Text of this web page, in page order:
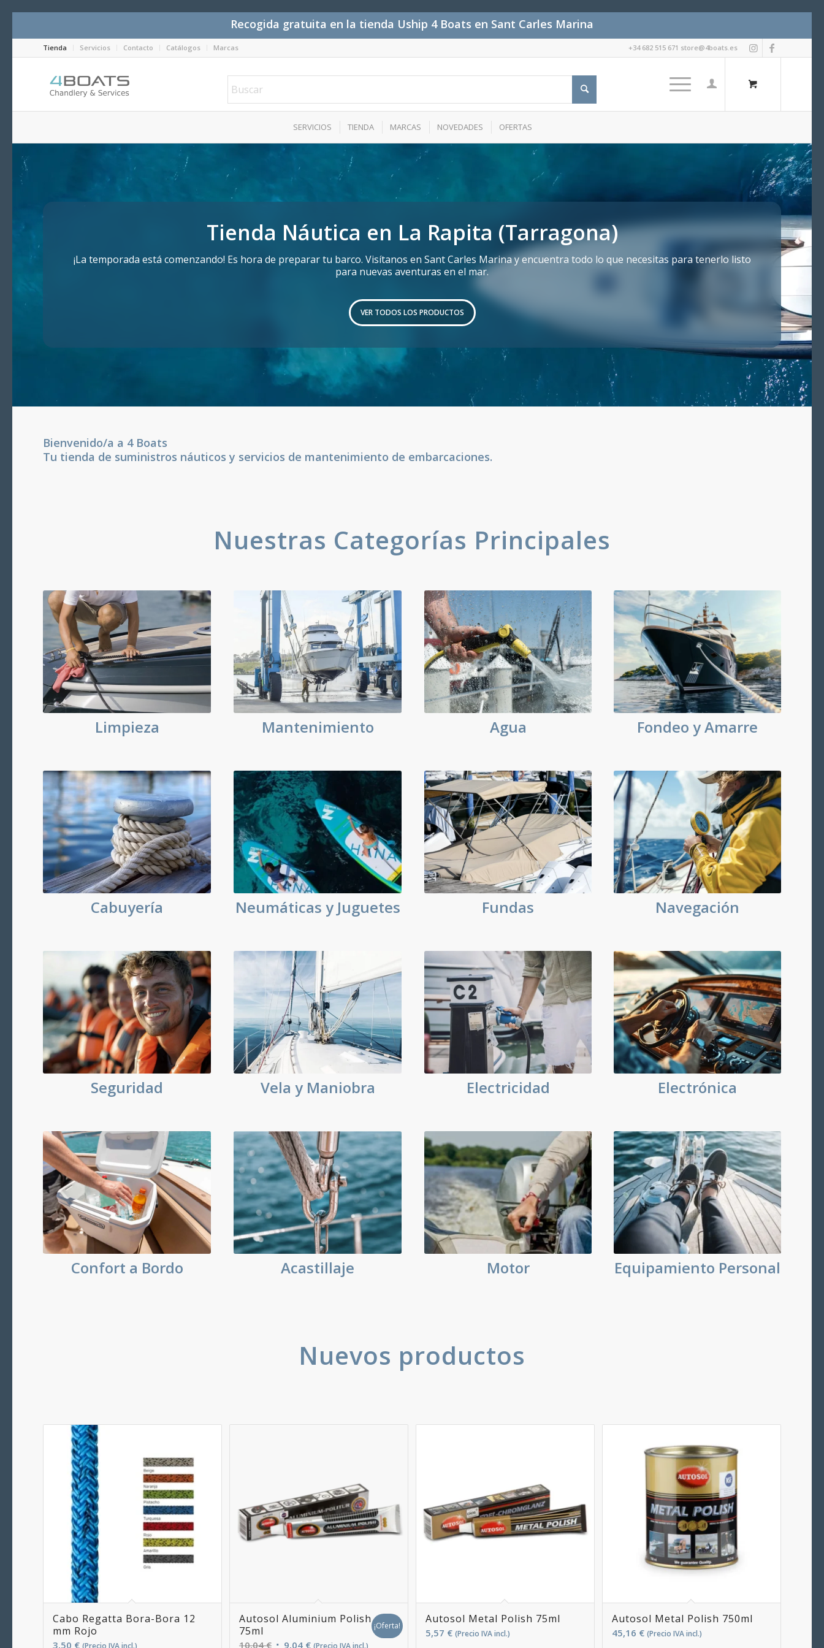
Recogida gratuita en la tienda Uship 4 Boats en Sant Carles Marina
Tienda Servicios Contacto Catálogos Marcas +34 682 515 671 store@4boats.es
SERVICIOS TIENDA MARCAS NOVEDADES OFERTAS
Tienda Náutica en La Rapita (Tarragona)
¡La temporada está comenzando! Es hora de preparar tu barco. Visítanos en Sant Carles Marina y encuentra todo lo que necesitas para tenerlo listo
para nuevas aventuras en el mar.
VER TODOS LOS PRODUCTOS
Bienvenido/a a 4 Boats
Tu tienda de suministros náuticos y servicios de mantenimiento de embarcaciones.
Nuestras Categorías Principales
Limpieza Mantenimiento Agua Fondeo y Amarre
Cabuyería Neumáticas y Juguetes Fundas Navegación
Seguridad Vela y Maniobra Electricidad Electrónica
Confort a Bordo Acastillaje Motor Equipamiento Personal
Nuevos productos
Cabo Regatta Bora-Bora 12
mm Rojo
3,50 € (Precio IVA incl.)
Autosol Aluminium Polish
75ml
10,04€ El 9,04 €El(Precio IVA incl.)
¡Oferta!
Autosol Metal Polish 75ml
5,57 € (Precio IVA incl.)
Autosol Metal Polish 750ml
45,16 € (Precio IVA incl.)